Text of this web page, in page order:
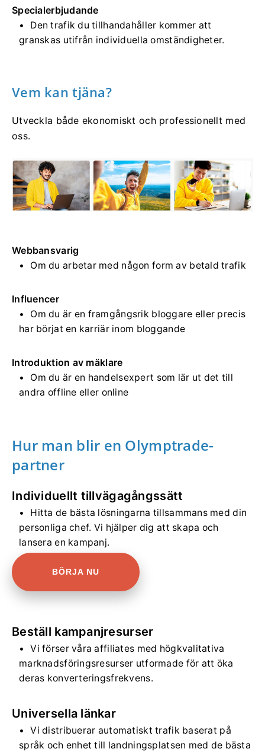
Specialerbjudande
Den trafik du tillhandahåller kommer att
granskas utifrån individuella omständigheter.
Vem kan tjäna?
Utveckla både ekonomiskt och professionellt med
oss.
Webbansvarig
Om du arbetar med någon form av betald trafik
Influencer
Om du är en framgångsrik bloggare eller precis
har börjat en karriär inom bloggande
Introduktion av mäklare
Om du är en handelsexpert som lär ut det till
andra offline eller online
Hur man blir en Olymptrade-
partner
Individuellt tillvägagångssätt
Hitta de bästa lösningarna tillsammans med din
personliga chef. Vi hjälper dig att skapa och
lansera en kampanj.
BÖRJA NU
Beställ kampanjresurser
Vi förser våra affiliates med högkvalitativa
marknadsföringsresurser utformade för att öka
deras konverteringsfrekvens.
Universella länkar
Vi distribuerar automatiskt trafik baserat på
språk och enhet till landningsplatsen med de bästa